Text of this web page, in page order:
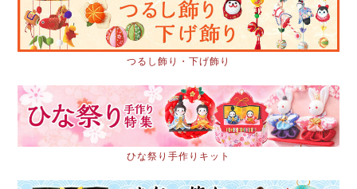
つるし飾り・下げ飾り
ひな祭り手作りキット